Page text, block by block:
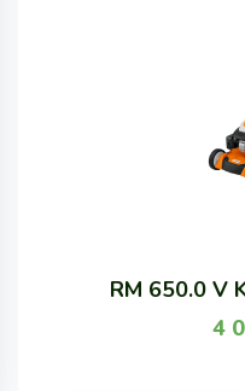
RM 650.0 V
4